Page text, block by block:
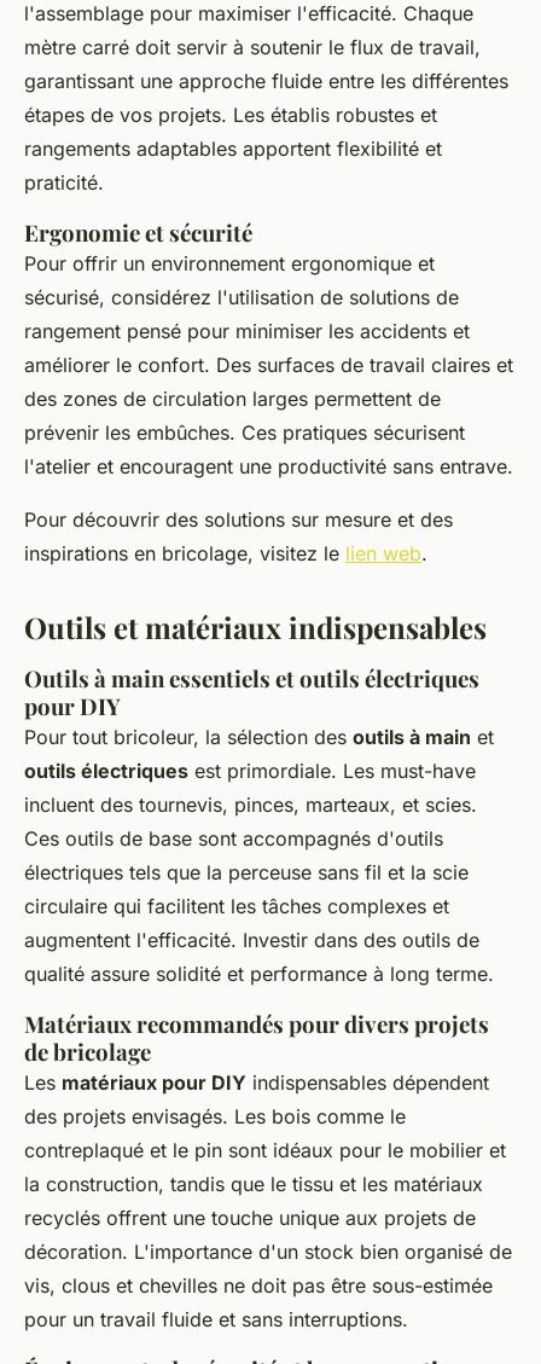
l'assemblage pour maximiser l'efficacité. Chaque
mètre carré doit servir à soutenir le flux de travail,
garantissant une approche fluide entre les différentes
étapes de vos projets. Les établis robustes et
rangements adaptables apportent flexibilité et
praticité.
Ergonomie et sécurité
Pour offrir un environnement ergonomique et
sécurisé, considérez l'utilisation de solutions de
rangement pensé pour minimiser les accidents et
améliorer le confort. Des surfaces de travail claires et
des zones de circulation larges permettent de
prévenir les embûches. Ces pratiques sécurisent
l'atelier et encouragent une productivité sans entrave.
Pour découvrir des solutions sur mesure et des
inspirations en bricolage, visitez le lien web.
Outils et matériaux indispensables
Outils à main essentiels et outils électriques
pour DIY
Pour tout bricoleur, la sélection des outils à main et
outils électriques est primordiale. Les must-have
incluent des tournevis, pinces, marteaux, et scies.
Ces outils de base sont accompagnés d'outils
électriques tels que la perceuse sans fil et la scie
circulaire qui facilitent les tâches complexes et
augmentent l'efficacité. Investir dans des outils de
qualité assure solidité et performance à long terme.
Matériaux recommandés pour divers projets
de bricolage
Les matériaux pour DIY indispensables dépendent
des projets envisagés. Les bois comme le
contreplaqué et le pin sont idéaux pour le mobilier et
la construction, tandis que le tissu et les matériaux
recyclés offrent une touche unique aux projets de
décoration. L'importance d'un stock bien organisé de
vis, clous et chevilles ne doit pas être sous-estimée
pour un travail fluide et sans interruptions.